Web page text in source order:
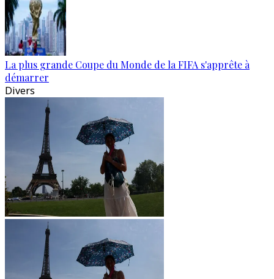
La plus grande Coupe du Monde de la FIFA s'apprête à
démarrer
Divers